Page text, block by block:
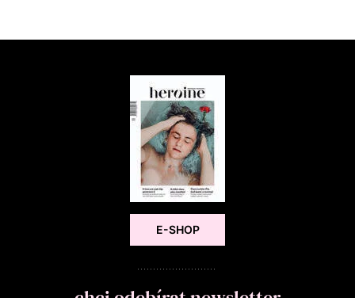
E-SHOP